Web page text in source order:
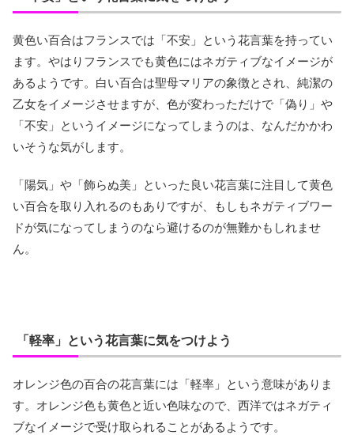
黄色い百合はフランスでは「不安」という花言葉を持ってい
ます。やはりフランスでも黄色にはネガティブなイメージが
あるようです。白い百合は聖母マリアの象徴とされ、純潔の
乙女をイメージさせますが、色が変わっただけで「偽り」や
「不安」というイメージになってしまうのは、なんだかかわ
いそうな気がします。
「陽気」や「飾らぬ美」といった良い花言葉に注目して黄色
い百合を取り入れるのもありですが、もしもネガティブワー
ドが気になってしまうのなら避けるのが無難かもしれませ
ん。
「軽率」という花言葉に気をつけよう
オレンジ色の百合の花言葉には「軽率」という意味がありま
す。オレンジ色も黄色と近い色味なので、西洋ではネガティ
ブなイメージで受け取られることがあるようです。